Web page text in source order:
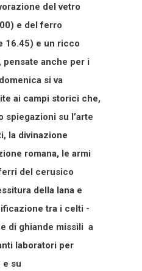
del vetro
e del ferro
16.45) e un ricco
pensate anche per i
si va
ai campi storici che,
spiegazioni su l’arte
la divinazione
romana, le armi
del cerusico
della lana e
tra i celti -
di ghiande missili  a
laboratori per
e su